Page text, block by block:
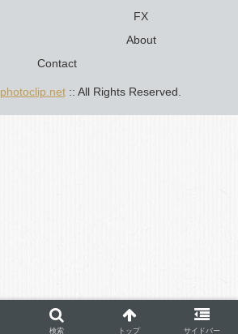
FX
About
Contact
photoclip.net:: All Rights Reserved.
検索 トップ サイドバー